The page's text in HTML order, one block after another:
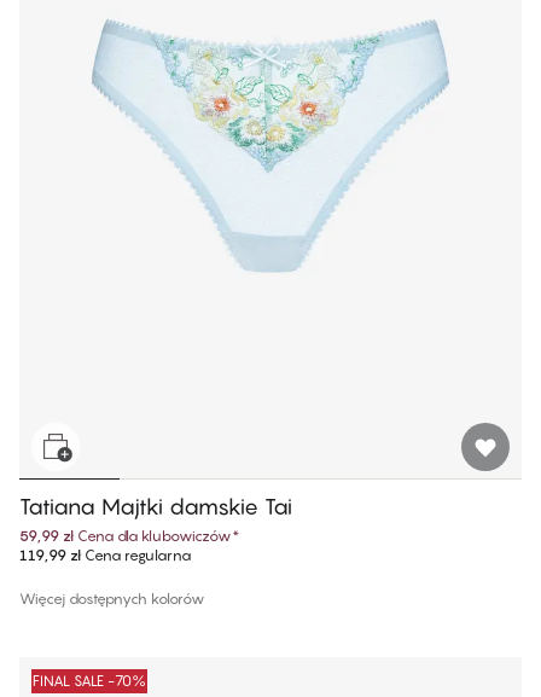
Tatiana Majtki damskie Tai
59,99 zł Cena dla klubowiczów*
119,99 złCena regularna
Więcej dostępnych kolorów
FINAL SALE -70%